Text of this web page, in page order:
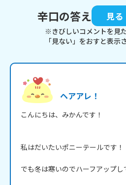
辛口の答え
見る
※きびしいコメントを見
「見ない」をおすと表示
ヘアアレ！
こんにちは、みかんです！
私はだいたいポニーテールです！
でも冬は寒いのでハーフアップし